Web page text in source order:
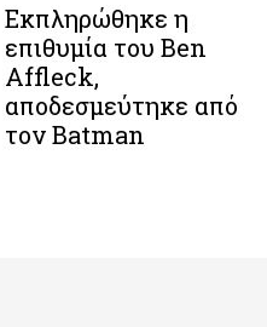
Εκπληρώθηκε η
επιθυμία του Ben
Affleck,
αποδεσμεύτηκε από
τον Batman